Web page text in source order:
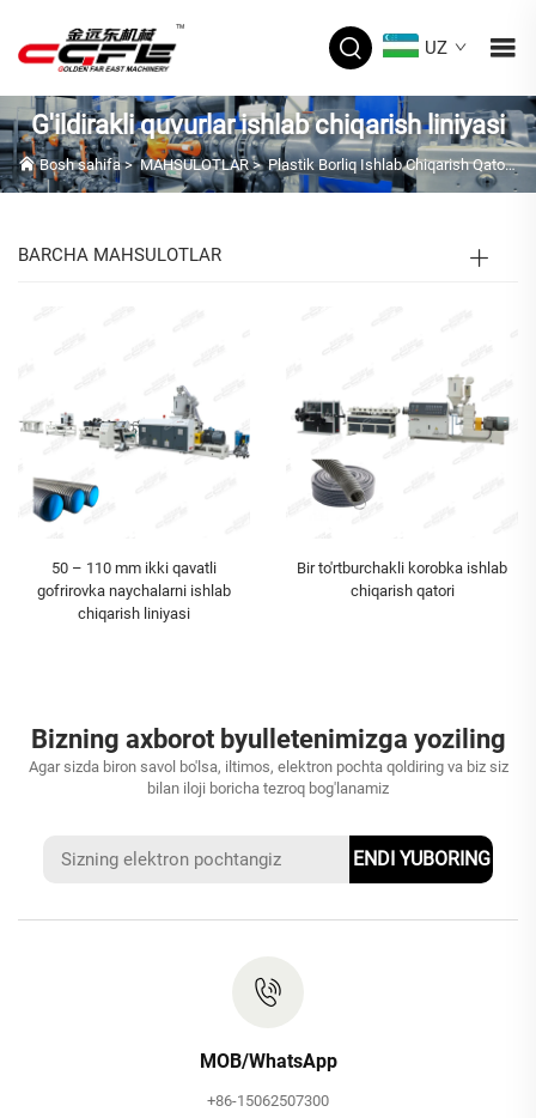
UZ
G'ildirakli quvurlar ishlab chiqarish liniyasi
Bosh sahifa>MAHSULOTLAR>Plastik Borliq Ishlab Chiqarish Qatori >
BARCHA MAHSULOTLAR
50 – 110 mm ikki qavatli
gofrirovka naychalarni ishlab
chiqarish liniyasi
Bir to'rtburchakli korobka ishlab
chiqarish qatori
Bizning axborot byulletenimizga yoziling
Agar sizda biron savol bo'lsa, iltimos, elektron pochta qoldiring va biz siz
bilan iloji boricha tezroq bog'lanamiz
ENDI YUBORING
MOB/WhatsApp
+86-15062507300